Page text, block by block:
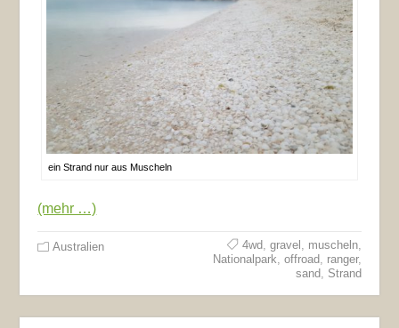
ein Strand nur aus Muscheln
(mehr …)
Australien 4wd, gravel , muscheln,
Nationalpark, offroad, ranger,
sand, Strand